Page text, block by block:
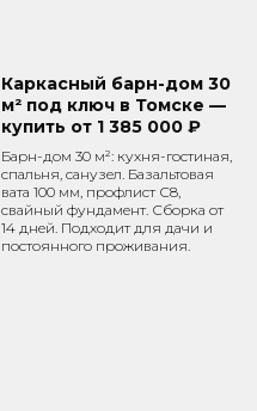
Каркасный барн-дом 30
м² под ключ в Томске —
купить от 1 385 000 ₽
Барн-дом 30 м²: кухня-гостиная,
спальня, санузел. Базальтовая
вата 100 мм, профлист С8,
свайный фундамент. Сборка от
14 дней. Подходит для дачи и
постоянного проживания.